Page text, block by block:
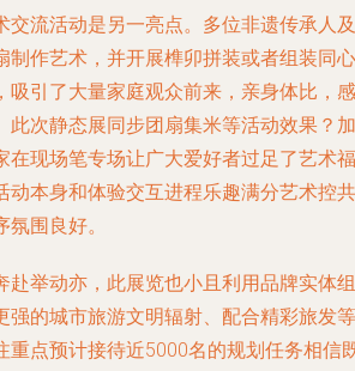
交流活动是另一亮点。多位非遗传承人及
制作艺术，并开展榫卯拼装或者组装同心
吸引了大量家庭观众前来，亲身体比，感
此次静态展同步团扇集米等活动效果？加
在现场笔专场让广大爱好者过足了艺术福
动本身和体验交互进程乐趣满分艺术控共
围良好。
赴举动亦，此展览也小且利用品牌实体组
强的城市旅游文明辐射、配合精彩旅发等
重点预计接待近5000名的规划任务相信